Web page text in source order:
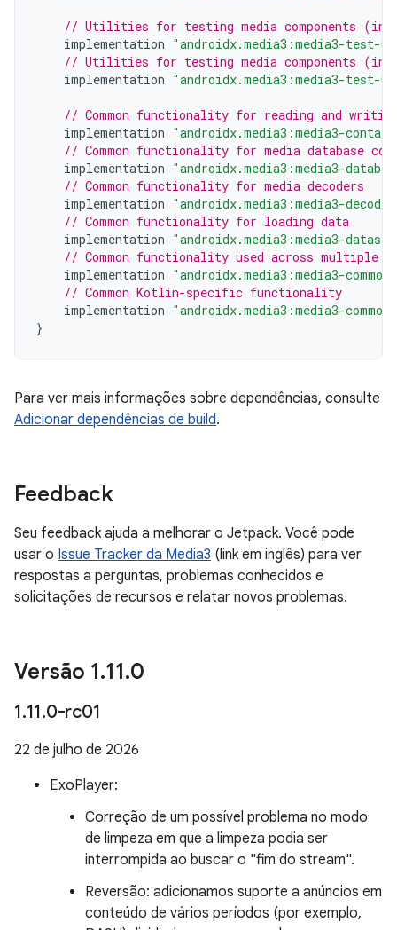
// Utilities for testing media components
implementation "androidx.media3:media3-test-
// Utilities for testing media components
implementation "androidx.media3:media3-test-
// Common functionality for reading and
implementation "androidx.media3:media3-
// Common functionality for media database
implementation "androidx.media3:media3-
// Common functionality for media decoders
implementation "androidx.media3:media3-
// Common functionality for loading data
implementation "androidx.media3:media3-
// Common functionality used across multiple
implementation "androidx.media3:media3-
// Common Kotlin-specific functionality
implementation "androidx.media3:media3-
}
Para ver mais informações sobre dependências, consulte
Adicionar dependências de build.
Feedback
Seu feedback ajuda a melhorar o Jetpack. Você pode
usar o Issue Tracker da Media3 (link em inglês) para ver
respostas a perguntas, problemas conhecidos e
solicitações de recursos e relatar novos problemas.
Versão 1.11.0
1.11.0-rc01
22 de julho de 2026
ExoPlayer:
Correção de um possível problema no modo
de limpeza em que a limpeza podia ser
interrompida ao buscar o "fim do stream".
Reversão: adicionamos suporte a anúncios em
conteúdo de vários períodos (por exemplo,